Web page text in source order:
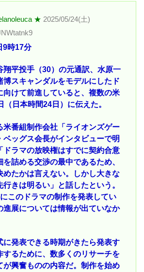
★ 2025/05/24(土)
9時17分
翔平投手（30）の元通訳、水原一
博スキャンダルをモデルにしたド
向けて前進していると、複数の米
（日本時間24日）に伝えた。
米番組制作会社「ライオンズゲー
ベッグス会長がインタビューで明
ドラマの放映権はすでに契約合意
を詰める交渉の最中であるため、
めたかは言えない。しかし大きな
きは明るい」と話したという。
このドラマの制作を発表してい
進展については情報が出ていなか
に発表できる時期がきたら発表す
するために、数多くのリサーチを
が興奮ものの内容だ。制作を始め